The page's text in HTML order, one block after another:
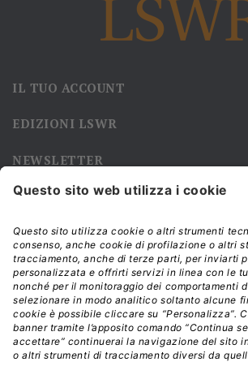
IL TUO ACCOUNT
EDIZIONI LSWR
NEWSLETTER
Iscriviti alla nostra newsletter e rimani sempre
Modalità di acquisto e tempi di
Diritto di recesso
Privacy policy
Termini e condizioni